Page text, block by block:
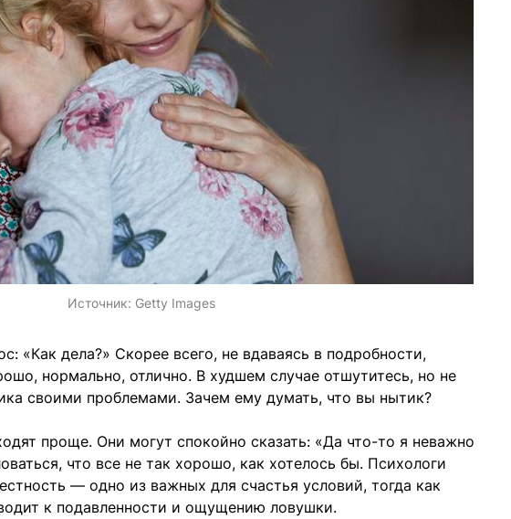
Источник: Getty Images
«Как дела?» Скорее всего, не вдаваясь в подробности,
нормально, отлично. В худшем случае отшутитесь, но не
своими проблемами. Зачем ему думать, что вы нытик?
проще. Они могут спокойно сказать: «Да что-то я неважно
что все не так хорошо, как хотелось бы. Психологи
— одно из важных для счастья условий, тогда как
к подавленности и ощущению ловушки.